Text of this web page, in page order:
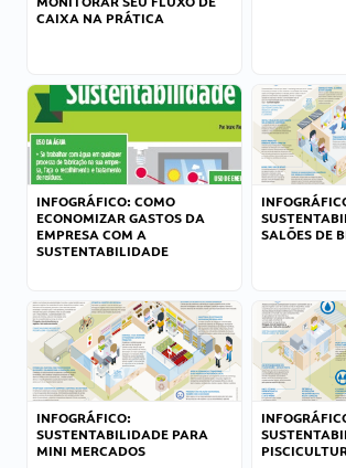
CAIXA NA PRÁTICA
INFOGRÁFICO: COMO
ECONOMIZAR GASTOS DA
EMPRESA COM A
SUSTENTABILIDADE
SALÕES DE
INFOGRÁFICO:
SUSTENTABILIDADE PARA
MINI MERCADOS